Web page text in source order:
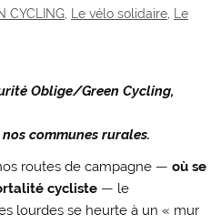
CYCLING Le vélo solidaire
Le
Oblige/Green Cycling,
communes rurales.
routes de campagne —où se
cycliste — le
lourdes se heurte à un « mur